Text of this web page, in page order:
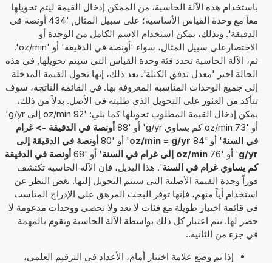
باستخدام هذه الآلة الحاسبة، من الممكن إدخال القيمة ليتم تحويلها
معاً مع وحدة القياس الأساسية؛ على سبيل المثال, '434 أونصة في
الدقيقة'. وبذلك، يمكن استخدام الاسم الكامل من الوحدة أو
الاختصارعلى سبيل المثال، سواء 'أونصة في الدقيقة' أو 'oz/min'.
ثم، الآلة الحاسبة تحدد فئة وحدة القياس التي سيتم تحويلها, في هذه
الحالة اختر 'معدل تدفق الكتلة'. بعد ذلك، إنها تحول القيمة المدخلة
إلى جميع الوحدات المناسبة المعروفة بها. في القائمة الناتجة، سوف
تتأكد من العثور على التحويل الذي طلبته في الأصل. بدلاً من ذلك،
يمكن إدخال القيمة المطلوب تحويلها كما يلي: '92 oz/min إلى g/yr'
أو '73 oz/min كم يساوي g/yr' أو '88
أونصة في الدقيقة -> غرام
في السنة' أو '84 oz/min = g/yr' أو '80
أونصة في الدقيقة إلى
g/yr' أو '76 oz/min إلى غرام في السنة ' أو '68
أونصة في الدقيقة
كم يساوي غرام في السنة'. هذا البديل، فإن الآلة الحاسبة تكتشف
فوراً وحدة القيمة الأصلية التي سيتم التحويل إليها. بغض النظر عن
استخدام أياً منهم، فإنها توفر البحث المرهق على الإدراج المناسب
في قائمة اختيار طويلة مع فئات لا تعد ولا تحصى ووحدات مدعومة لا
حصر لها. يتم اعتبار كل ذلك بواسطة الآلة الحاسبة وتقوم بالمهمة
في جزء من الثانية..
إذا تم وضع علامة اختيار أمام، الأعداد في الترقيم العلمي،